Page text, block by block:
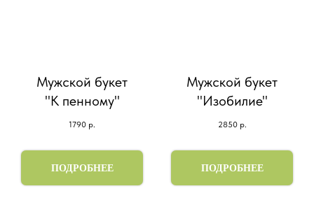
Мужской букет
"К пенному"
1790 р.
ПОДРОБНЕЕ
Мужской букет
"Изобилие"
2850 р.
ПОДРОБНЕЕ